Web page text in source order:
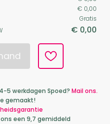
€ 0,00
Gratis
€ 0,00
5 werkdagen Spoed? Mail ons.
gemaakt!
een 9,7 gemiddeld